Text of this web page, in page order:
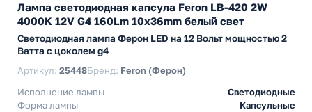
Лампа светодиодная капсула Feron LB-420 2W
4000K 12V G4 160Lm 10x36mm белый свет
Светодиодная лампа Ферон LED на 12 Вольт мощностью 2
Ватта с цоколем g4
Артикул: 25448Бренд: Feron (Ферон)
Исполнение лампы
Светодиодные
Форма лампы
Капсульные